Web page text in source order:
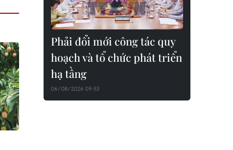
Phải đổi mới công tác quy
hoạch và tổ chức phát triển
hạ tầng
06/08/2026 09:53